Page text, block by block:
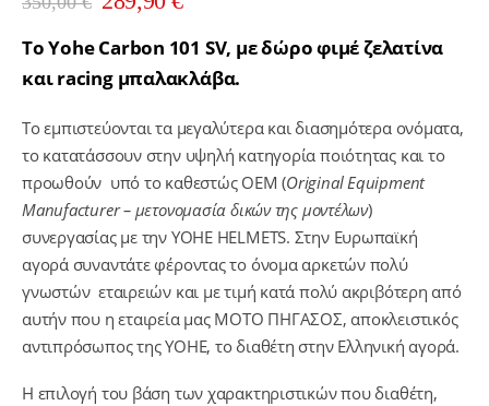
was:
350,00 €.
τιμή
είναι:
289,90 €.
Το Yohe Carbon 101 SV, με δώρο φιμέ ζελατίνα
και racing μπαλακλάβα.
Το εμπιστεύονται τα μεγαλύτερα και διασημότερα ονόματα,
το κατατάσσουν στην υψηλή κατηγορία ποιότητας και το
προωθούν υπό το καθεστώς ΟΕΜ (Original Equipment
Manufacturer– μετονομασία δικών της μοντέλων)
συνεργασίας με την YOHE HELMETS. Στην Ευρωπαϊκή
αγορά συναντάτε φέροντας το όνομα αρκετών πολύ
γνωστών εταιρειών και με τιμή κατά πολύ ακριβότερη από
αυτήν που η εταιρεία μας ΜΟΤΟ ΠΗΓΑΣΟΣ, αποκλειστικός
αντιπρόσωπος της YOHE, το διαθέτη στην Ελληνική αγορά.
Η επιλογή του βάση των χαρακτηριστικών που διαθέτη,